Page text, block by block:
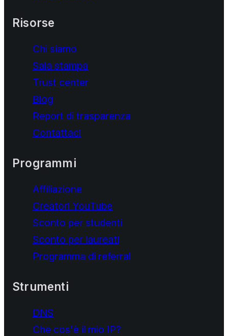
Risorse
Chi siamo
Sala stampa
Trust center
Blog
Report di trasparenza
Contattaci
Programmi
Affiliazione
Creatori YouTube
Sconto per studenti
Sconto per laureati
Programma di referral
Strumenti
DNS
Che cos'è il mio IP?